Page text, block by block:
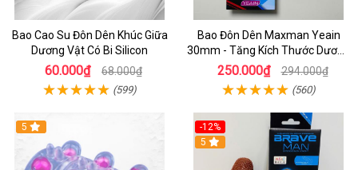
Bao Cao Su Đôn Dên Khúc Giữa
Dương Vật Có Bi Silicon
60.000₫ 68.000₫
(599)
Bao Đôn Dên Maxman Yeain
30mm - Tăng Kích Thước Dương
Vật, Gân Nổi Cực Chất
250.000₫ 294.000₫
(560)
5
-12%
5